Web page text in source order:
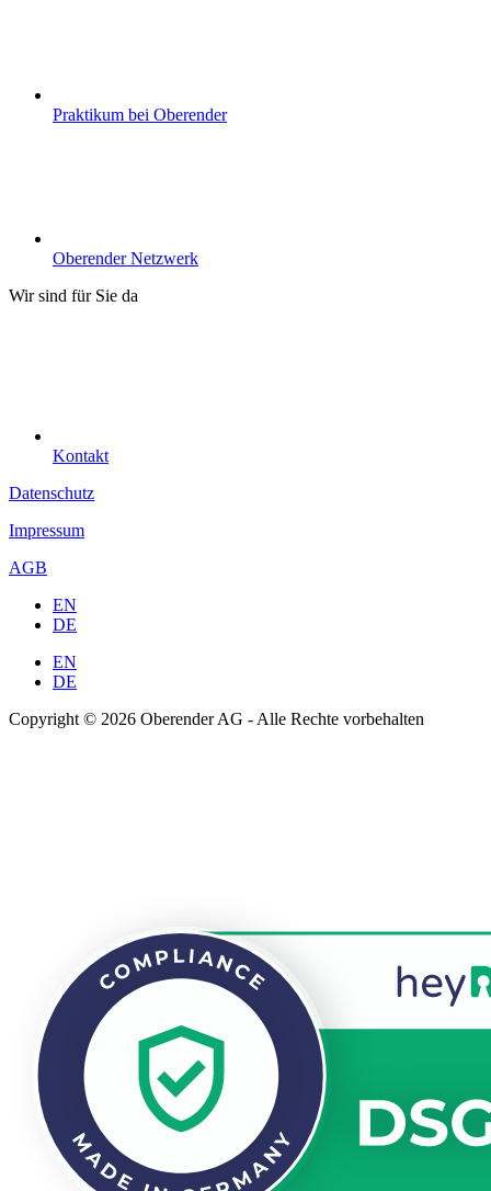
Praktikum bei Oberender
Oberender Netzwerk
Wir sind für Sie da
Kontakt
Datenschutz
Impressum
AGB
EN
DE
EN
DE
Copyright © 2026 Oberender AG - Alle Rechte vorbehalten